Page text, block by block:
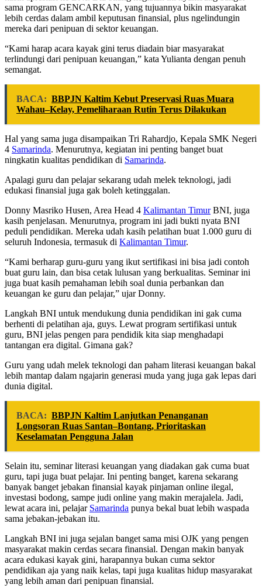
sama program GENCARKAN, yang tujuannya bikin masyarakat
lebih cerdas dalam ambil keputusan finansial, plus ngelindungin
mereka dari penipuan di sektor keuangan.
“Kami harap acara kayak gini terus diadain biar masyarakat
terlindungi dari penipuan keuangan,” kata Yulianta dengan penuh
semangat.
BACA: BBPJN Kaltim Kebut Preservasi Ruas Muara
Wahau–Kelay, Pemeliharaan Rutin Terus Dilakukan
Hal yang sama juga disampaikan Tri Rahardjo, Kepala SMK Negeri
4 Samarinda. Menurutnya, kegiatan ini penting banget buat
ningkatin kualitas pendidikan di Samarinda.
Apalagi guru dan pelajar sekarang udah melek teknologi, jadi
edukasi finansial juga gak boleh ketinggalan.
Donny Masriko Husen, Area Head 4 Kalimantan TimurBNI, juga
kasih penjelasan. Menurutnya, program ini jadi bukti nyata BNI
peduli pendidikan. Mereka udah kasih pelatihan buat 1.000 guru di
seluruh Indonesia, termasuk di Kalimantan Timur.
“Kami berharap guru-guru yang ikut sertifikasi ini bisa jadi contoh
buat guru lain, dan bisa cetak lulusan yang berkualitas. Seminar ini
juga buat kasih pemahaman lebih soal dunia perbankan dan
keuangan ke guru dan pelajar,” ujar Donny.
Langkah BNI untuk mendukung dunia pendidikan ini gak cuma
berhenti di pelatihan aja, guys. Lewat program sertifikasi untuk
guru, BNI jelas pengen para pendidik kita siap menghadapi
tantangan era digital. Gimana gak?
Guru yang udah melek teknologi dan paham literasi keuangan bakal
lebih mantap dalam ngajarin generasi muda yang juga gak lepas dari
dunia digital.
BACA: BBPJN Kaltim Lanjutkan Penanganan
Longsoran Ruas Santan–Bontang, Prioritaskan
Keselamatan Pengguna Jalan
Selain itu, seminar literasi keuangan yang diadakan gak cuma buat
guru, tapi juga buat pelajar. Ini penting banget, karena sekarang
banyak banget jebakan finansial kayak pinjaman online ilegal,
investasi bodong, sampe judi online yang makin merajalela. Jadi,
lewat acara ini, pelajar Samarinda punya bekal buat lebih waspada
sama jebakan-jebakan itu.
Langkah BNI ini juga sejalan banget sama misi OJK yang pengen
masyarakat makin cerdas secara finansial. Dengan makin banyak
acara edukasi kayak gini, harapannya bukan cuma sektor
pendidikan aja yang naik kelas, tapi juga kualitas hidup masyarakat
yang lebih aman dari penipuan finansial.